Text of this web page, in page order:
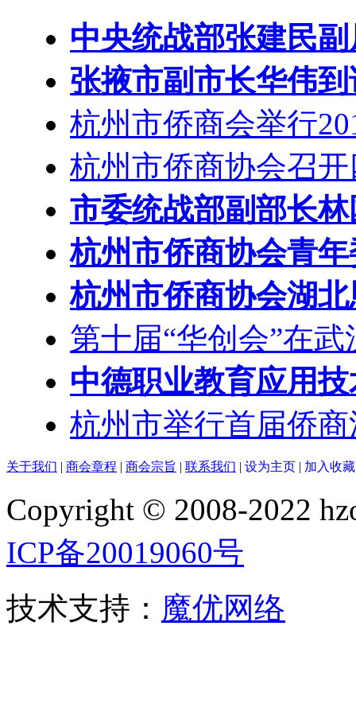
中央统战部张建民
张掖市副市长华伟
杭州市侨商会举行
杭州市侨商协会召
市委统战部副部长
杭州市侨商协会青
杭州市侨商协会湖
第十届“华创会”在武
中德职业教育应用
杭州市举行首届侨
关于我们 | 商会章程 | 商会宗旨 | 联系我们 | 设为主页 | 加入收藏
Copyright © 2008-2022
ICP备20019060号
技术支持： 魔优网络